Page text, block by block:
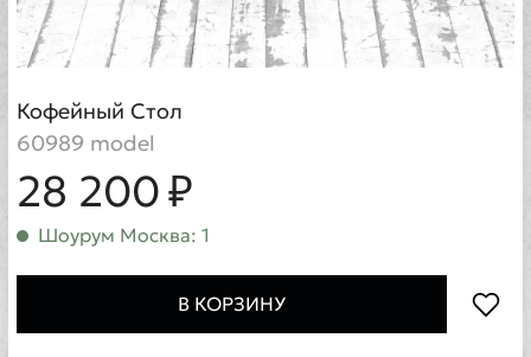
Кофейный Стол
60989 model
28 200 ₽
Шоурум Москва: 1
В КОРЗИНУ